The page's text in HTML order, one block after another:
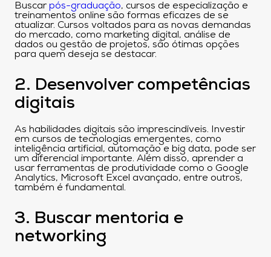
Buscar pós-graduação, cursos de especialização e
treinamentos online são formas eficazes de se
atualizar. Cursos voltados para as novas demandas
do mercado, como marketing digital, análise de
dados ou gestão de projetos, são ótimas opções
para quem deseja se destacar.
2. Desenvolver competências
digitais
As habilidades digitais são imprescindíveis. Investir
em cursos de tecnologias emergentes, como
inteligência artificial, automação e big data, pode ser
um diferencial importante. Além disso, aprender a
usar ferramentas de produtividade como o Google
Analytics, Microsoft Excel avançado, entre outros,
também é fundamental.
3. Buscar mentoria e
networking